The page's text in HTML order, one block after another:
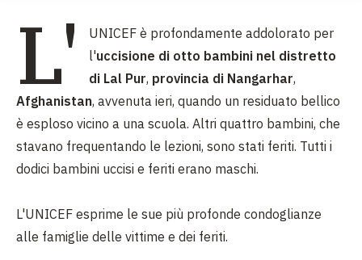
L'
UNICEF è profondamente addolorato per
l'uccisione di otto bambini nel distretto
di Lal Pur, provincia di Nangarhar,
Afghanistan, avvenuta ieri, quando un residuato bellico
è esploso vicino a una scuola. Altri quattro bambini, che
stavano frequentando le lezioni, sono stati feriti. Tutti i
dodici bambini uccisi e feriti erano maschi.
L'UNICEF esprime le sue più profonde condoglianze
alle famiglie delle vittime e dei feriti.